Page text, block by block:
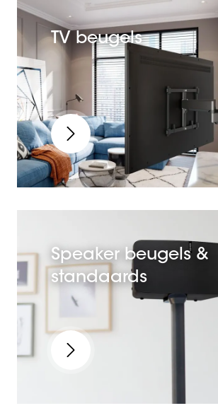
TV beugels
Speaker beugels &
standaards